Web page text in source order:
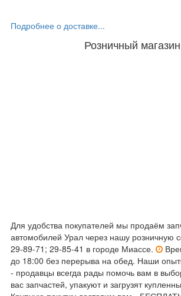
Подробнее о доставке...
Розничный магазин
Для удобства покупателей мы продаём
автомобилей Урал через нашу розничную
29-89-71; 29-85-41 в городе Миассе.
до 18:00 без перерыва на обед. Наши
- продавцы всегда рады помочь вам в
вас запчастей, упакуют и загрузят